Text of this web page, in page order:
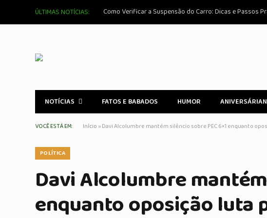
ÚLTIMAS NOTÍCIAS: Como Verificar a Suspensão do Carro: Dicas e Passos
NOTÍCIAS FATOS E BABADOS HUMOR
VOCÊ ESTÁ EM: Início »Davi Alcolumbre mantém silêncio sobre PEC 6×1 enquanto
POLÍTICA
Davi Alcolumbre
enquanto oposição luta